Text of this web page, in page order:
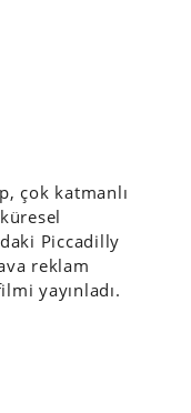
çok katmanlı
Piccadilly
reklam
yayınladı.